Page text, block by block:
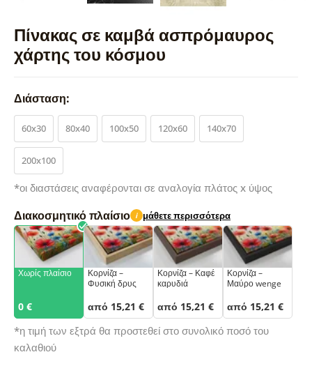
Πίνακας σε καμβά ασπρόμαυρος
χάρτης του κόσμου
Διάσταση:
60x30 80x40 100x50 120x60 140x70
200x100
*οι διαστάσεις αναφέρονται σε αναλογία πλάτος x ύψος
Διακοσμητικό πλαίσιο i μάθετε περισσότερα
Χωρίς πλαίσιο
0 €
Κορνίζα –
Φυσική δρυς
από 15,21 €
Κορνίζα – Καφέ
καρυδιά
από 15,21 €
Κορνίζα –
Μαύρο wenge
από 15,21 €
*η τιμή των εξτρά θα προστεθεί στο συνολικό ποσό του
καλαθιού